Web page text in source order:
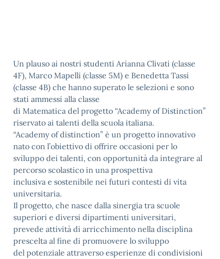
Un plauso ai nostri studenti Arianna Clivati (classe
4F), Marco Mapelli (classe 5M) e Benedetta Tassi
(classe 4B) che hanno superato le selezioni e sono
stati ammessi alla classe
di Matematica del progetto “Academy of Distinction”
riservato ai talenti della scuola italiana.
“Academy of distinction” è un progetto innovativo
nato con l’obiettivo di offrire occasioni per lo
sviluppo dei talenti, con opportunità da integrare al
percorso scolastico in una prospettiva
inclusiva e sostenibile nei futuri contesti di vita
universitaria.
Il progetto, che nasce dalla sinergia tra scuole
superiori e diversi dipartimenti universitari,
prevede attività di arricchimento nella disciplina
prescelta al fine di promuovere lo sviluppo
del potenziale attraverso esperienze di condivisioni